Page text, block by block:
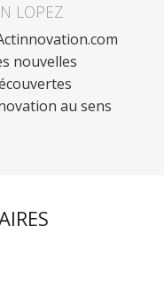
LOPEZ
nouvelles
au sens